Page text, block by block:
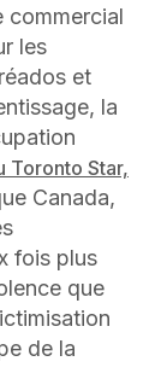
commercial
les
et
la
Toronto Star,
Canada,
fois plus
que
de la